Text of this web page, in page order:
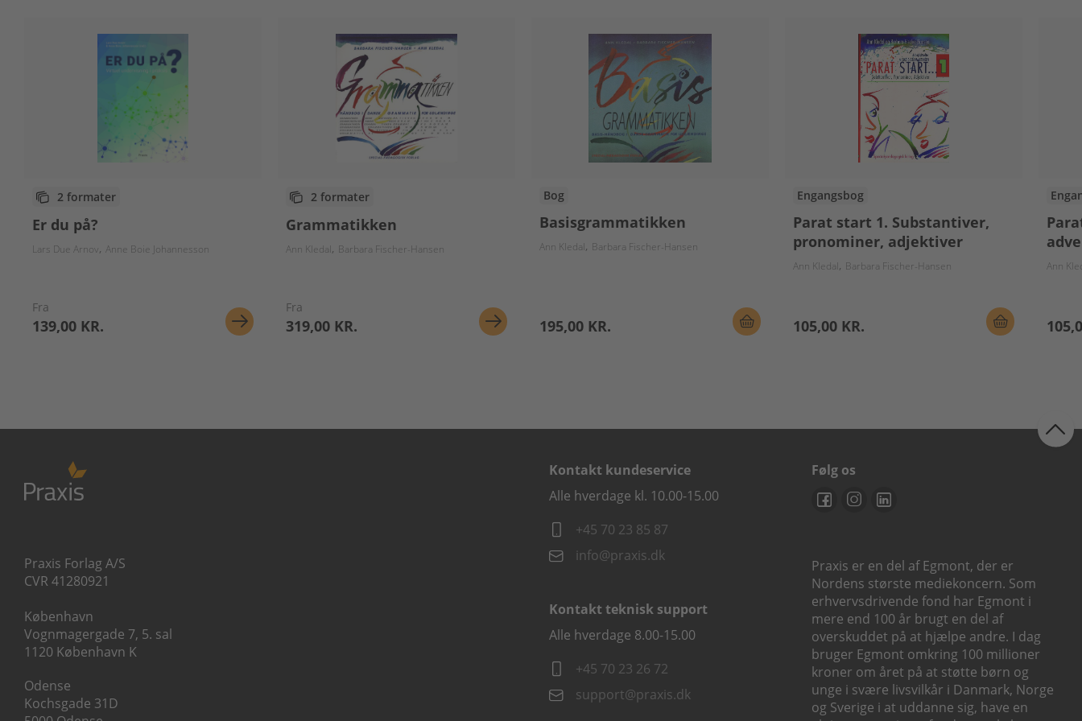
2 formater
Er du på?
Lars Due Arnov Anne Boie Johannesson
Fra
139,00 KR.
2 formater
Grammatikken
Ann Kledal Barbara Fischer-Hansen
Fra
319,00 KR.
Bog
Basisgrammatikken
Ann Kledal Barbara Fischer-Hansen
195,00 KR.
Engangsbog
Parat start 1. Substantiver,
pronominer, adjektiver
Ann Kledal Barbara Fischer-Hansen
105,00 KR.
Ann
Praxis Forlag A/S
CVR 41280921
København
Vognmagergade 7, 5. sal
1120 København K
Odense
Kochsgade 31D
Kontakt kundeservice
Alle hverdage kl. 10.00-15.00
+45 70 23 85 87
info@praxis.dk
Kontakt teknisk support
Alle hverdage 8.00-15.00
+45 70 23 26 72
support@praxis.dk
Følg os
Praxis er en del af Egmont, der er
Nordens største mediekoncern. Som
erhvervsdrivende fond har Egmont i
mere end 100 år brugt en del af
overskuddet på at hjælpe andre. I dag
bruger Egmont omkring 100 millioner
kroner om året på at støtte børn og
unge i svære livsvilkår i Danmark, Norge
og Sverige i at uddanne sig, have en